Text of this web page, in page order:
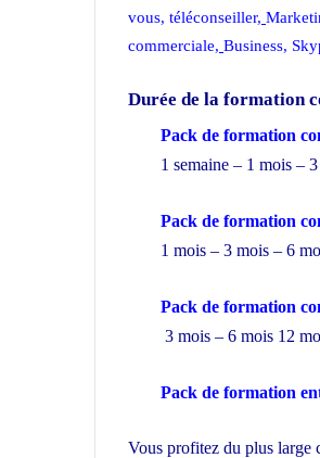
vous, téléconseiller,
commerciale, Business,
Durée de la formation
Pack de formation
1 semaine – 1 mois –
Pack de formation
1 mois – 3 mois – 6
Pack de formation
3 mois – 6 mois 12
Pack de formation
Vous profitez du plus large